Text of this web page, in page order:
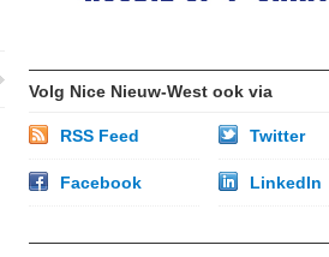
Volg Nice Nieuw-West ook via
RSS Feed Twitter
Facebook LinkedIn